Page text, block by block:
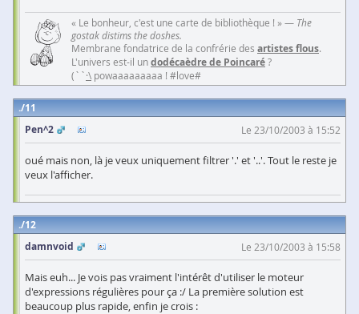
« Le bonheur, c'est une carte de bibliothèque ! » — The
gostak distims the doshes.
Membrane fondatrice de la confrérie des artistes flous.
L'univers est-il undodécaèdre de Poincaré?
(``·\ powaaaaaaaaa ! #love#
11
Pen^2
Le 23/10/2003 à 15:52
oué mais non, là je veux uniquement filtrer '.' et '..'. Tout le reste je
veux l'afficher.
12
damnvoid
Le 23/10/2003 à 15:58
Mais euh... Je vois pas vraiment l'intérêt d'utiliser le moteur
d'expressions régulières pour ça :/ La première solution est
beaucoup plus rapide, enfin je crois :